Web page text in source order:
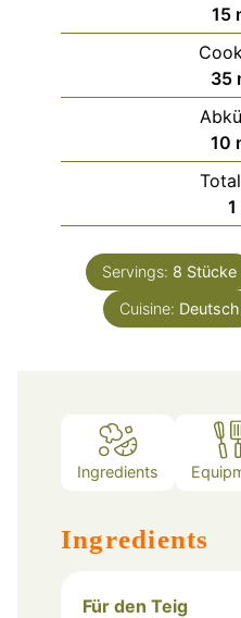
15
35
10
1
Servings: 8 Stücke
Cuisine: Deutsch
Ingredients
Ingredients
Für den Teig